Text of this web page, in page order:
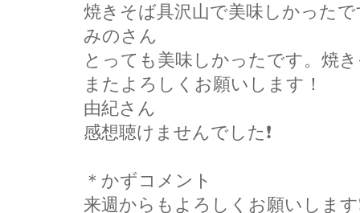
焼きそば具沢山で美味しかったで
みのさん
とっても美味しかったです。焼
またよろしくお願いします！
由紀さん
感想聴けませんでした❗
＊かずコメント
来週からもよろしくお願いします